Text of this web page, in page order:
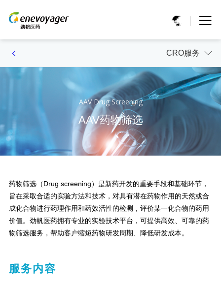
CRO服务
AAV Drug Screening
AAV药物筛选
药物筛选（Drug screening）是新药开发的重要手段和基础环节，
旨在采取合适的实验方法和技术，对具有潜在药物作用的天然或合
成化合物进行药理作用和药效活性的检测，评价某一化合物的药用
价值。劲帆医药拥有专业的实验技术平台，可提供高效、可靠的药
物筛选服务，帮助客户缩短药物研发周期、降低研发成本。
服务内容